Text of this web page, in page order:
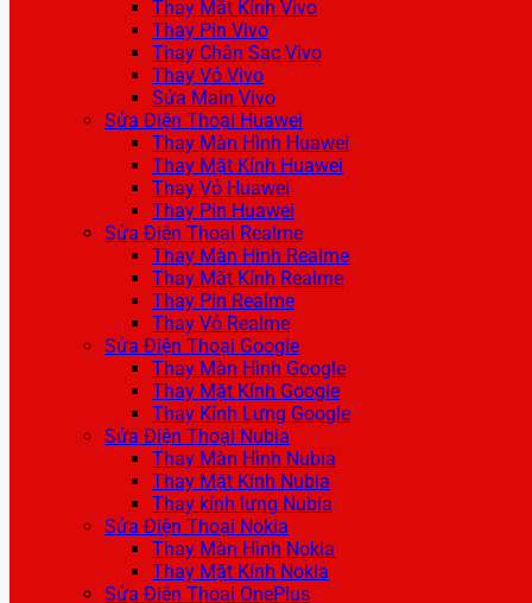
Thay Mặt Kính Vivo
Thay Pin Vivo
Thay Chân Sạc Vivo
Thay Vỏ Vivo
Sửa Main Vivo
Sửa Điện Thoại Huawei
Thay Màn Hình Huawei
Thay Mặt Kính Huawei
Thay Vỏ Huawei
Thay Pin Huawei
Sửa Điện Thoại Realme
Thay Màn Hình Realme
Thay Mặt Kính Realme
Thay Pin Realme
Thay Vỏ Realme
Sửa Điện Thoại Google
Thay Màn Hình Google
Thay Mặt Kính Google
Thay Kính Lưng Google
Sửa Điện Thoại Nubia
Thay Màn Hình Nubia
Thay Mặt Kính Nubia
Thay kính lưng Nubia
Sửa Điện Thoại Nokia
Thay Màn Hình Nokia
Thay Mặt Kính Nokia
Sửa Điện Thoại OnePlus